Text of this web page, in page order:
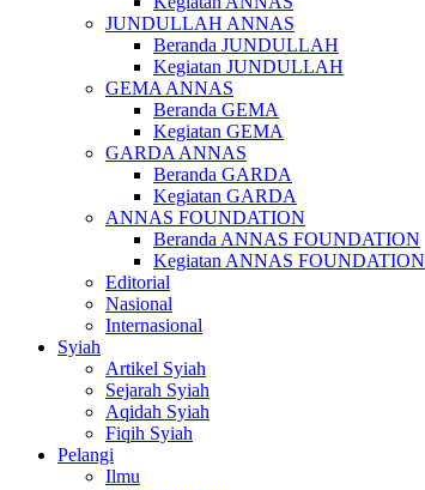
JUNDULLAH ANNAS
Beranda JUNDULLAH
Kegiatan JUNDULLAH
GEMA ANNAS
Beranda GEMA
Kegiatan GEMA
GARDA ANNAS
Beranda GARDA
Kegiatan GARDA
ANNAS FOUNDATION
Beranda ANNAS FOUNDATION
Kegiatan ANNAS FOUNDATION
Editorial
Nasional
Internasional
Syiah
Artikel Syiah
Sejarah Syiah
Aqidah Syiah
Fiqih Syiah
Pelangi
Ilmu